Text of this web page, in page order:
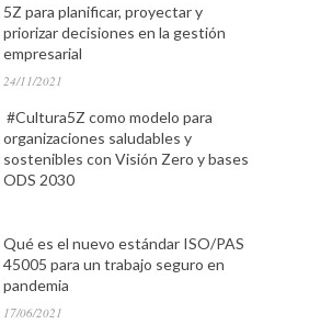
5Z para planificar, proyectar y
priorizar decisiones en la gestión
empresarial
24/11/2021
#Cultura5Z como modelo para
organizaciones saludables y
sostenibles con Visión Zero y bases
ODS 2030
Qué es el nuevo estándar ISO/PAS
45005 para un trabajo seguro en
pandemia
17/06/2021